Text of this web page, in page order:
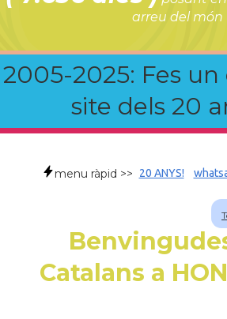
arreu del món
2005-2025: Fes
site dels 20
menu ràpid >> 20 ANYS!
Catalans a